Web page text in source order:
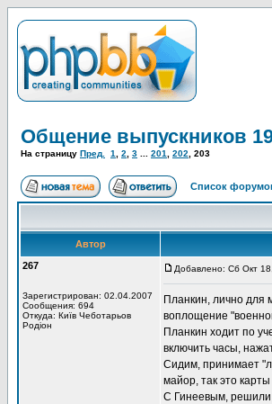
Общение выпускников
На страницу Пред. 1 2 3 201 202 203
Список
Автор
267
Зарегистрирован: 02.04.2007
Сообщения: 694
Откуда: Київ Чеботарьов
Родіон
Добавлено: Сб Окт
Планкин, лично для
воплощение
Планкин ходит по
включить часы,
Сидим, принимает
майор, так это
С Гинеевым, решили